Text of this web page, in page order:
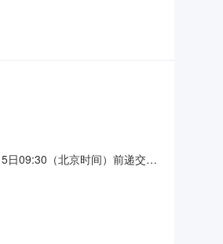
87.6分五、入围产品名称、规
日09:30（北京时间）前递交投
/合同履